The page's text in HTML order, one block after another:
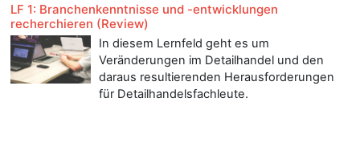
LF 1: Branchenkenntnisse und -entwicklungen
recherchieren (Review)
In diesem Lernfeld geht es um
Veränderungen im Detailhandel und den
daraus resultierenden Herausforderungen
für Detailhandelsfachleute.